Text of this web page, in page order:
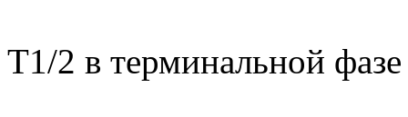
T1/2 в терминальной